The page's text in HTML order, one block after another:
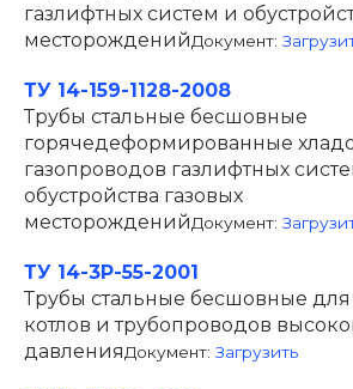
газлифтных систем и
месторожденийДокумент:
ТУ 14-159-1128-2008
Трубы стальные бесшовные
горячедеформированные
газопроводов газлифтных
обустройства газовых
месторожденийДокумент:
ТУ 14-3Р-55-2001
Трубы стальные бесшовные
котлов и трубопроводов
давленияДокумент: Загрузить